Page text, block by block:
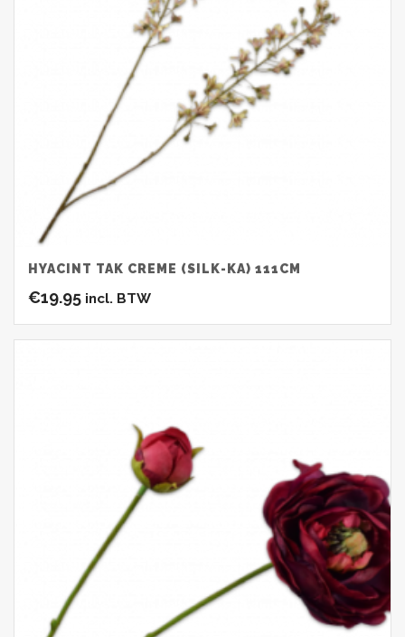
HYACINT TAK CREME (SILK-KA) 111CM
€19.95 incl. BTW